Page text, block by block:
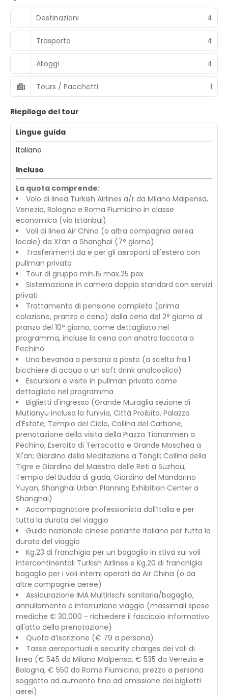
Destinazioni
4
Trasporto 4
Alloggi 4
Tours / Pacchetti 1
Riepilogo del tour
Lingue guida
Italiano
Incluso
La quota comprende:
Volo di linea Turkish Airlines a/r da Milano Malpensa,
Venezia, Bologna e Roma Fiumicino in classe
economica (via Istanbul)
Voli di linea Air China (o altra compagnia aerea
locale) da Xi’an a Shanghai (7° giorno)
Trasferimenti da e per gli aeroporti all'estero con
pullman privato
Tour di gruppo min.15 max.25 pax
Sistemazione in camera doppia standard con servizi
privati
Trattamento di pensione completa (prima
colazione, pranzo e cena) dalla cena del 2° giorno al
pranzo del 10° giorno, come dettagliato nel
programma, incluse la cena con anatra laccata a
Pechino
Una bevanda a persona a pasto (a scelta fra 1
bicchiere di acqua o un soft drink analcoolico)
Escursioni e visite in pullman privato come
dettagliato nel programma
Biglietti d'ingresso (Grande Muraglia sezione di
Mutianyu inclusa la funivia, Città Proibita, Palazzo
d'Estate, Tempio del Cielo, Collina del Carbone,
prenotazione della visita della Piazza Tiananmen a
Pechino; Esercito di Terracotta e Grande Moschea a
Xi'an; Giardino della Meditazione a Tongli; Collina della
Tigre e Giardino del Maestro delle Reti a Suzhou;
Tempio del Budda di giada, Giardino del Mandarino
Yuyan, Shanghai Urban Planning Exhibition Center a
Shanghai)
Accompagnatore professionista dall’Italia e per
tutta la durata del viaggio
Guida nazionale cinese parlante italiano per tutta la
durata del viaggio
Kg.23 di franchigia per un bagaglio in stiva sui voli
intercontinentali Turkish Airlines e Kg.20 di franchigia
bagaglio per i voli interni operati da Air China (o da
altre compagnie aeree)
Assicurazione IMA Multirischi sanitaria/bagaglio,
annullamento e interruzione viaggio (massimali spese
mediche € 30.000 - richiedere il fascicolo informativo
all'atto della prenotazione)
Quota d’iscrizione (€ 79 a persona)
Tasse aeroportuali e security charges dei voli di
linea (€ 545 da Milano Malpensa, € 535 da Venezia e
Bologna, € 550 da Roma Fiumicino; prezzo a persona
soggetto ad aumento fino ad emissione dei biglietti
aerei)